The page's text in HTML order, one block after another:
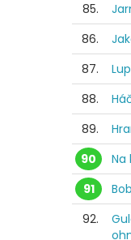
85.
86.
87.
88.
89.
90
Na
91
92.